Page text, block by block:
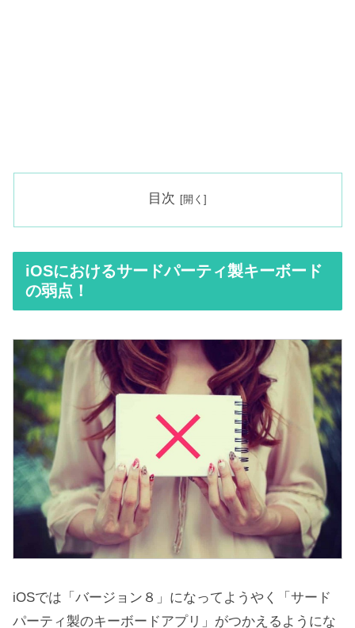
目次
iOSにおけるサードパーティ製キーボード
の弱点！
iOSでは「バージョン８」になってようやく「サード
パーティ製のキーボードアプリ」がつかえるようにな